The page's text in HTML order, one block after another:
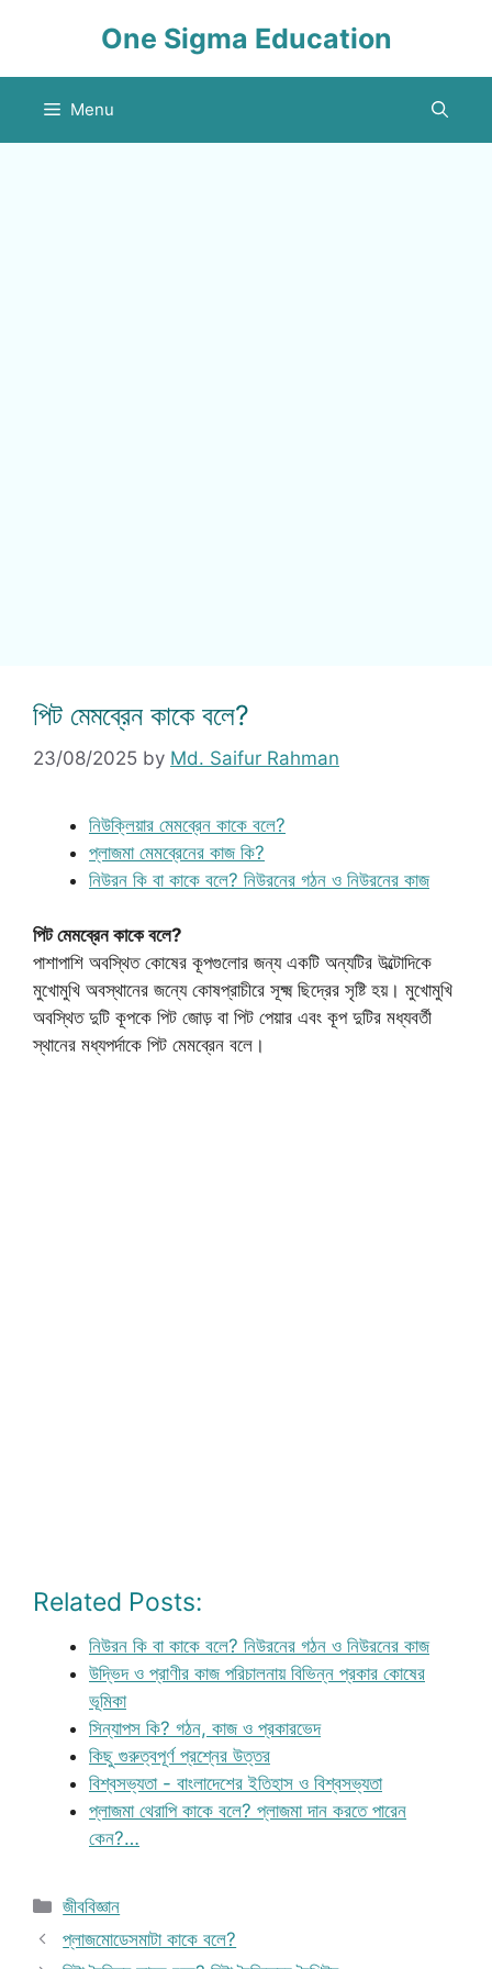
One Sigma Education
Menu
পিট মেমব্রেন কাকে বলে?
23/08/2025 by Md. Saifur Rahman
নিউক্লিয়ার মেমব্রেন কাকে বলে?
প্লাজমা মেমব্রেনের কাজ কি?
নিউরন কি বা কাকে বলে? নিউরনের গঠন ও নিউরনের কাজ
পিট মেমব্রেন কাকে বলে?
পাশাপাশি অবস্থিত কোষের কূপগুলোর জন্য একটি অন্যটির উল্টোদিকে
মুখোমুখি অবস্থানের জন্যে কোষপ্রাচীরে সূক্ষ্ম ছিদ্রের সৃষ্টি হয়। মুখোমুখি
অবস্থিত দুটি কূপকে পিট জোড় বা পিট পেয়ার এবং কূপ দুটির মধ্যবর্তী
স্থানের মধ্যপর্দাকে পিট মেমব্রেন বলে।
Related Posts:
নিউরন কি বা কাকে বলে? নিউরনের গঠন ও নিউরনের কাজ
উদ্ভিদ ও প্রাণীর কাজ পরিচালনায় বিভিন্ন প্রকার কোষের
ভূমিকা
সিন্যাপস কি? গঠন, কাজ ও প্রকারভেদ
কিছু গুরুত্বপূর্ণ প্রশ্নের উত্তর
বিশ্বসভ্যতা - বাংলাদেশের ইতিহাস ও বিশ্বসভ্যতা
প্লাজমা থেরাপি কাকে বলে? প্লাজমা দান করতে পারেন
কেন?…
Categories
জীববিজ্ঞান
প্লাজমোডেসমাটা কাকে বলে?